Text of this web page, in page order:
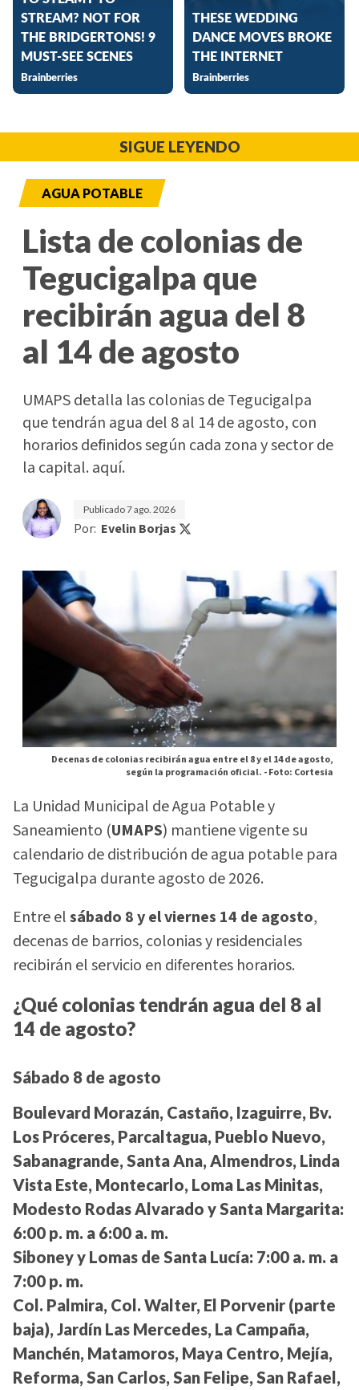
SIGUE LEYENDO
AGUA POTABLE
Lista de colonias de
Tegucigalpa que
recibirán agua del 8
al 14 de agosto
UMAPS detalla las colonias de Tegucigalpa
que tendrán agua del 8 al 14 de agosto, con
horarios definidos según cada zona y sector de
la capital. aquí.
Publicado7 ago. 2026
Por: Evelin Borjas
Decenas de colonias recibirán agua entre el 8 y el 14 de agosto,
según la programación oficial. -Foto: Cortesia
La Unidad Municipal de Agua Potable y
Saneamiento (UMAPS) mantiene vigente su
calendario de distribución de agua potable para
Tegucigalpa durante agosto de 2026.
Entre elsábado 8 y el viernes 14 de agosto,
decenas de barrios, colonias y residenciales
recibirán el servicio en diferentes horarios.
¿Qué colonias tendrán agua del 8 al
14 de agosto?
Sábado 8 de agosto
Boulevard Morazán, Castaño, Izaguirre, Bv.
Los Próceres, Parcaltagua, Pueblo Nuevo,
Sabanagrande, Santa Ana, Almendros, Linda
Vista Este, Montecarlo, Loma Las Minitas,
Modesto Rodas Alvarado y Santa Margarita:
6:00 p. m. a 6:00 a. m.
Siboney y Lomas de Santa Lucía: 7:00 a. m. a
7:00 p. m.
Col. Palmira, Col. Walter, El Porvenir (parte
baja), Jardín Las Mercedes, La Campaña,
Manchén, Matamoros, Maya Centro, Mejía,
Reforma, San Carlos, San Felipe, San Rafael,